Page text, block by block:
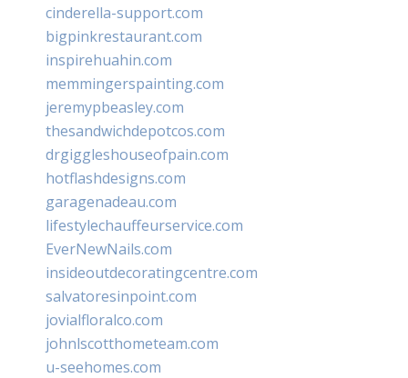
cinderella-support.com
bigpinkrestaurant.com
inspirehuahin.com
memmingerspainting.com
jeremypbeasley.com
thesandwichdepotcos.com
drgiggleshouseofpain.com
hotflashdesigns.com
garagenadeau.com
lifestylechauffeurservice.com
EverNewNails.com
insideoutdecoratingcentre.com
salvatoresinpoint.com
jovialfloralco.com
johnlscotthometeam.com
u-seehomes.com